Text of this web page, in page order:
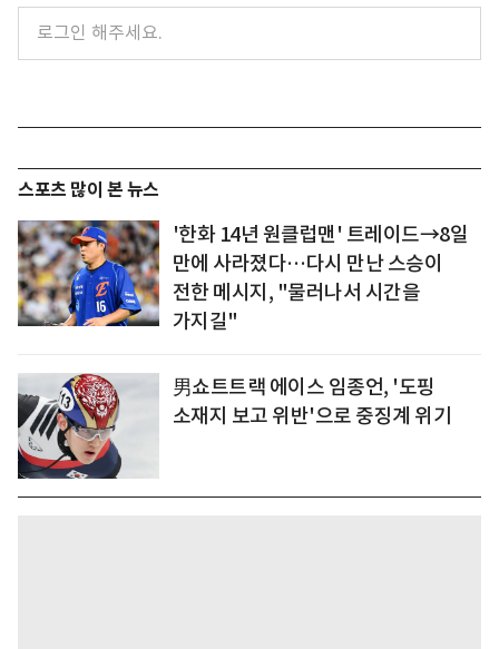
스포츠 많이 본 뉴스
'한화 14년 원클럽맨' 트레이드→8일
만에 사라졌다…다시 만난 스승이
전한 메시지, "물러나서 시간을
가지길"
男쇼트트랙 에이스 임종언, '도핑
소재지 보고 위반'으로 중징계 위기